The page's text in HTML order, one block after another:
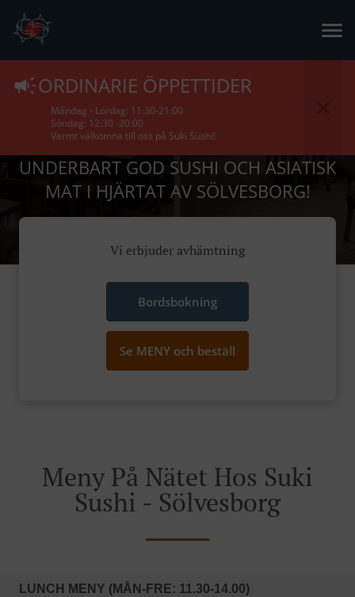
ORDINARIE ÖPPETTIDER
Måndag - Lördag: 11:30-21:00
Söndag: 12:30 -20:00
Varmt välkomna till oss på Suki Sushi!
Meny Hos Suki Sushi -
Sölvesborg
UNDERBART GOD SUSHI OCH ASIATISK
MAT I HJÄRTAT AV SÖLVESBORG!
Vi erbjuder avhämtning
Bordsbokning
Se MENY och beställ
Meny På Nätet Hos Suki
Sushi - Sölvesborg
LUNCH MENY (MÅN-FRE: 11.30-14.00)